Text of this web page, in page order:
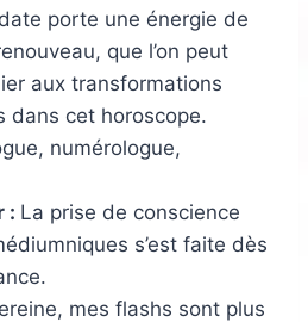
porte une énergie de
que l’on peut
aux transformations
dans cet horoscope.
numérologue,
: La prise de conscience
s’est faite dès
mes flashs sont plus